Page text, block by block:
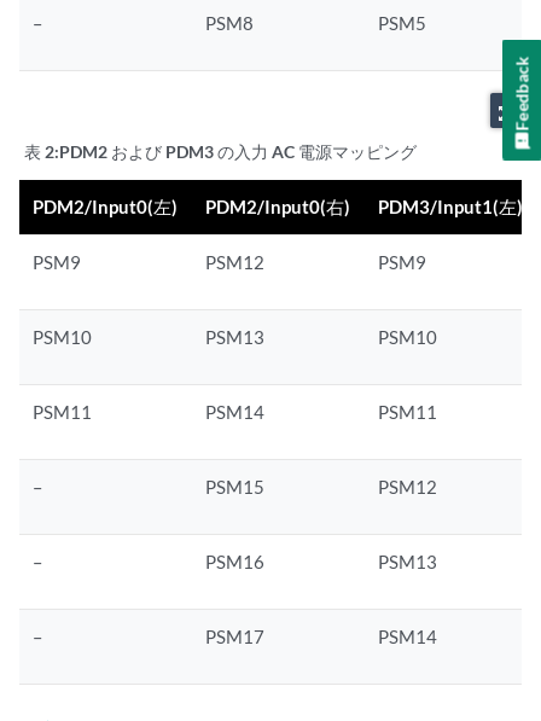
– PSM8 PSM5
zoom_out_map
表 2:PDM2 および PDM3 の入力 AC 電源マッピング
PDM2/Input0(左) PDM2/Input0(右) PDM3/Input1(左)
PSM9 PSM12 PSM9
PSM10 PSM13 PSM10
PSM11 PSM14 PSM11
– PSM15 PSM12
– PSM16 PSM13
– PSM17 PSM14
Feedback